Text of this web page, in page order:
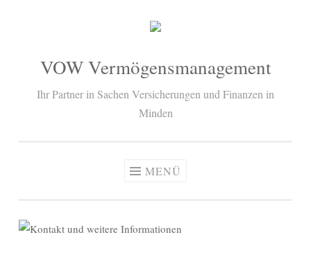
VOW Vermögensmanagement
Ihr Partner in Sachen Versicherungen und Finanzen in
Minden
MENÜ